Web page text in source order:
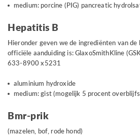
medium: porcine (PIG) pancreatic
Hepatitis B
Hieronder geven we de ingrediënten van
officiële aanduiding is: GlaxoSmithKline
633-8900 x5231
aluminium hydroxide
medium: gist (mogelijk 5 procent
Bmr-prik
(mazelen, bof, rode hond)